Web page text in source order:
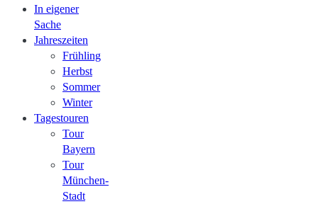
In eigener
Sache
Jahreszeiten
Frühling
Herbst
Sommer
Winter
Tagestouren
Tour
Bayern
Tour
München-
Stadt